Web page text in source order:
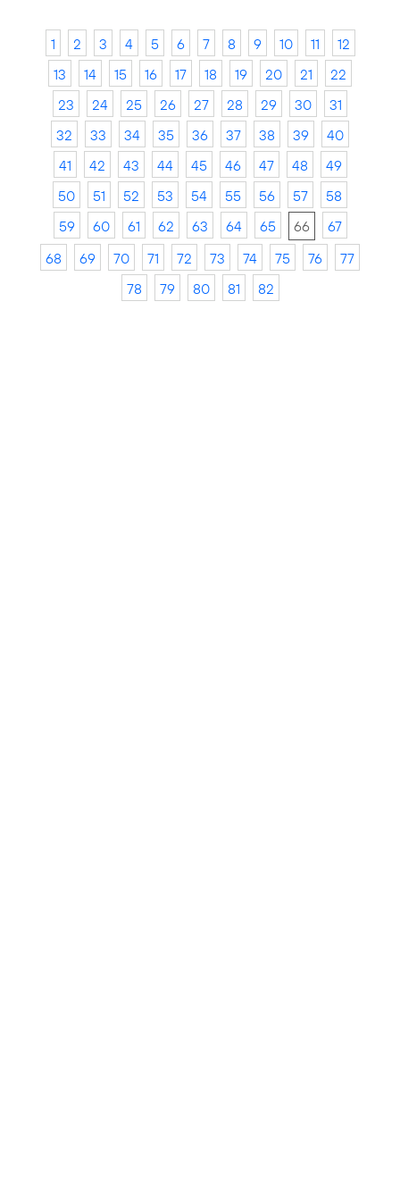
1 2 3 4 5 6 7 8 9 10 11
12
13
14 15 16 17 18 19 20 21
22
23
24 25 26 27 28 29 30
31
32
33 34 35 36 37 38 39
40
41
42 43 44 45 46 47 48
49
50
51 52 53 54 55 56 57
58
59
60 61 62 63 64 65 66
67
68
69 70 71 72 73 74 75 76
77
78
79 80 81 82